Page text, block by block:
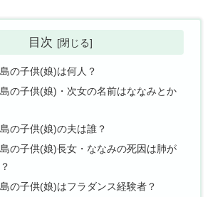
目次
の子供(娘)は何人？
の子供(娘)・次女の名前はななみとか
の子供(娘)の夫は誰？
の子供(娘)長女・ななみの死因は肺が
の子供(娘)はフラダンス経験者？